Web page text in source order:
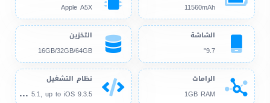
11560mAh
Apple A5X
الشاشة
9.7"
التخزين
16GB/32GB/64GB
الرامات
1GB RAM
نظام التشغيل
iOS
5.1, up to iOS 9.3.5